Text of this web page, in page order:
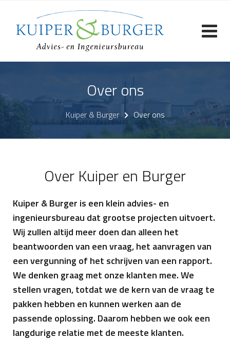
content
Over ons
Kuiper & Burger Over ons
Over Kuiper en Burger
Kuiper & Burger is een klein advies- en
ingenieursbureau dat grootse projecten uitvoert.
Wij zullen altijd meer doen dan alleen het
beantwoorden van een vraag, het aanvragen van
een vergunning of het schrijven van een rapport.
We denken graag met onze klanten mee. We
stellen vragen, totdat we de kern van de vraag te
pakken hebben en kunnen werken aan de
passende oplossing. Daarom hebben we ook een
langdurige relatie met de meeste klanten.